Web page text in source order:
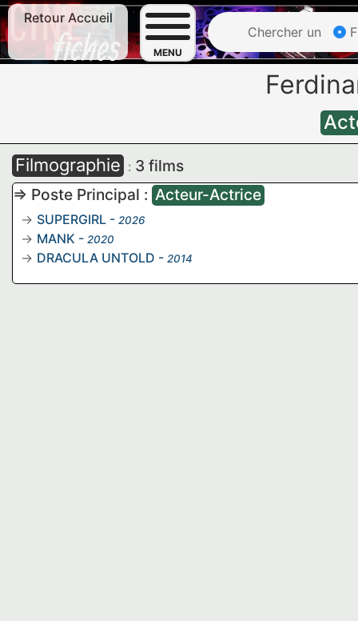
Retour Accueil
MENU
Chercher un
Filmographie : 3 films
=> Poste Principal : Acteur-Actrice
SUPERGIRL - 2026
MANK - 2020
DRACULA UNTOLD - 2014